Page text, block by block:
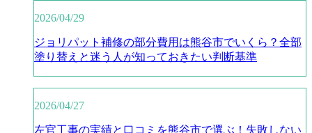
2026/04/29
ジョリパット補修の部分費用は熊谷市でいくら？全部
塗り替えと迷う人が知っておきたい判断基準
2026/04/27
左官工事の実績と口コミを熊谷市で選ぶ！失敗しない